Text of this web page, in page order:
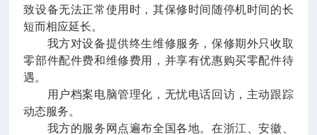
致设备无法正常使用时，其保修时间随停机时间的长
短而相应延长。
我方对设备提供终生维修服务，保修期外只收取
零部件配件费和维修费用，并享有优惠购买零配件待
遇。
用户档案电脑管理化，无忧电话回访，主动跟踪
动态服务。
我方的服务网点遍布全国各地。在浙江、安徽、